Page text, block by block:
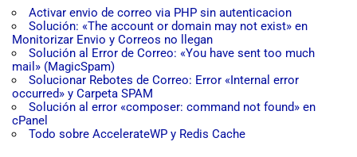
Activar envio de correo via PHP sin autenticacion
Solución: «The account or domain may not exist» en
Monitorizar Envio y Correos no llegan
Solución al Error de Correo: «You have sent too much
mail» (MagicSpam)
Solucionar Rebotes de Correo: Error «Internal error
occurred» y Carpeta SPAM
Solución al error «composer: command not found» en
cPanel
Todo sobre AccelerateWP y Redis Cache